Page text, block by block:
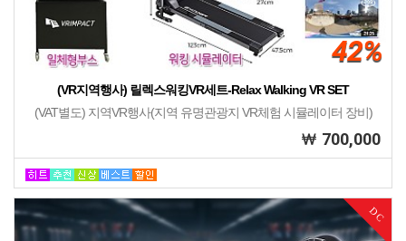
42%
(VR지역행사) 릴렉스워킹VR세트-Relax Walking VR SET
(VAT별도) 지역VR행사(지역 유명관광지 VR체험 시뮬레이터 장비)
700,000
DC